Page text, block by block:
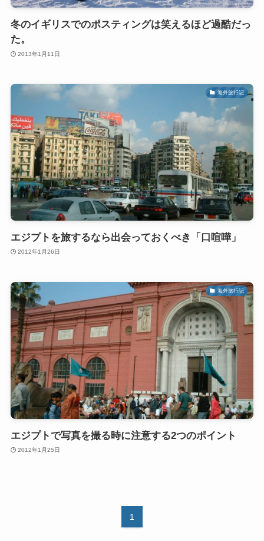
冬のイギリスでのポスティングは笑えるほど過酷だっ
た。
2013年1月11日
海外旅行記
エジプトを旅するなら出会っておくべき「口喧嘩」
2012年1月26日
海外旅行記
エジプトで写真を撮る時に注意する2つのポイント
2012年1月25日
1